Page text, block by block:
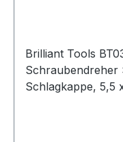
Brilliant Tools BT031021
Schraubendreher
Schlagkappe, 5,5